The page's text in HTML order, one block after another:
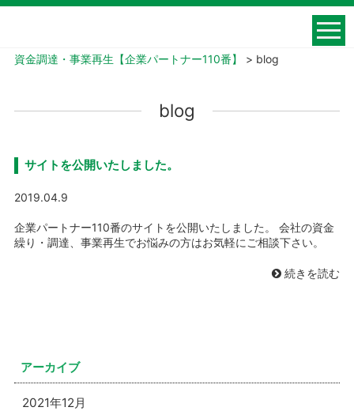
資金調達・事業再生【企業パートナー110番】 > blog
blog
サイトを公開いたしました。
2019.04.9
企業パートナー110番のサイトを公開いたしました。 会社の資金
繰り・調達、事業再生でお悩みの方はお気軽にご相談下さい。
続きを読む
アーカイブ
2021年12月